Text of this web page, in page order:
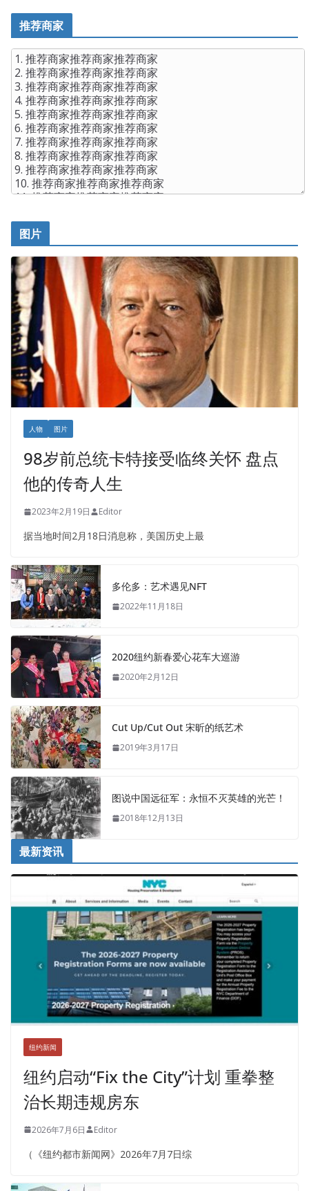
推荐商家
图片
人物 图片
98岁前总统卡特接受临终关怀 盘点
他的传奇人生
2023年2月19日 Editor
据当地时间2月18日消息称，美国历史上最
多伦多：艺术遇见NFT
2022年11月18日
2020纽约新春爱心花车大巡游
2020年2月12日
Cut Up/Cut Out 宋昕的纸艺术
2019年3月17日
图说中国远征军：永恒不灭英雄的光芒！
2018年12月13日
最新资讯
纽约新闻
纽约启动“Fix the City”计划 重拳整
治长期违规房东
2026年7月6日 Editor
（《纽约都市新闻网》2026年7月7日综